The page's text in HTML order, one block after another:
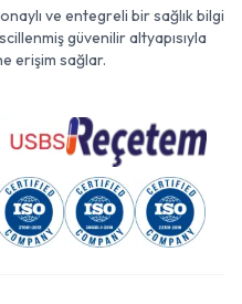
ve entegreli bir sağlık bilgi
güvenilir altyapısıyla
erişim sağlar.